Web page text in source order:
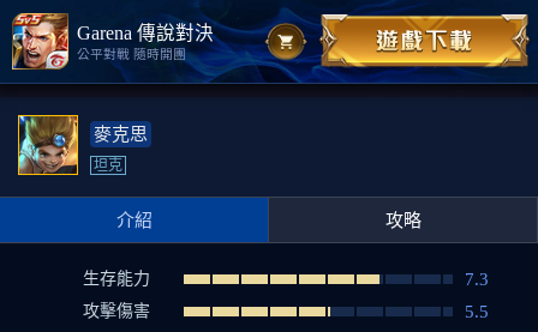
Garena 傳說對決
公平對戰 隨時開團
麥克思
坦克
介紹 攻略
生存能力 7.3
攻擊傷害 5.5